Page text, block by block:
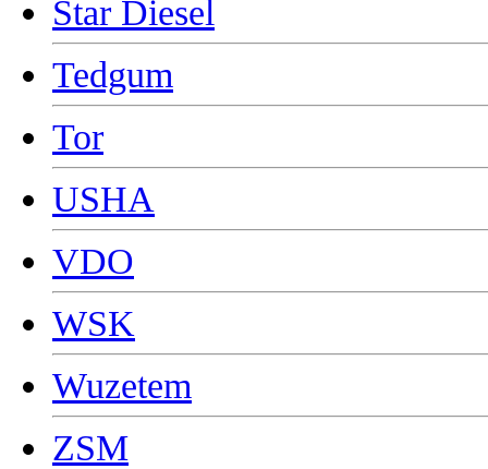
Star Diesel
Tedgum
Tor
USHA
VDO
WSK
Wuzetem
ZSM